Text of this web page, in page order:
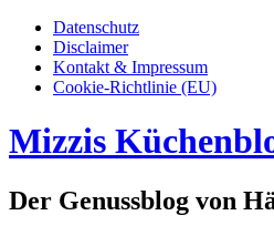
Datenschutz
Disclaimer
Kontakt & Impressum
Cookie-Richtlinie (EU)
Mizzis
Der Genussblog von